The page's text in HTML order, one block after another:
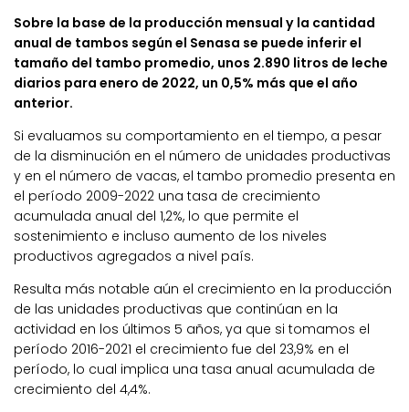
Sobre la base de la producción mensual y la cantidad
anual de tambos según el Senasa se puede inferir el
tamaño del tambo promedio, unos 2.890 litros de leche
diarios para enero de 2022, un 0,5% más que el año
anterior.
Si evaluamos su comportamiento en el tiempo, a pesar
de la disminución en el número de unidades productivas
y en el número de vacas, el tambo promedio presenta en
el período 2009-2022 una tasa de crecimiento
acumulada anual del 1,2%, lo que permite el
sostenimiento e incluso aumento de los niveles
productivos agregados a nivel país.
Resulta más notable aún el crecimiento en la producción
de las unidades productivas que continúan en la
actividad en los últimos 5 años, ya que si tomamos el
período 2016-2021 el crecimiento fue del 23,9% en el
período, lo cual implica una tasa anual acumulada de
crecimiento del 4,4%.